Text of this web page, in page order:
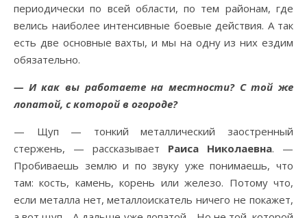
периодически по всей области, по тем районам, где
велись наиболее интенсивные боевые действия. А так
есть две основные вахты, и мы на одну из них ездим
обязательно.
— И как вы работаете на местности? С той же
лопатой, с которой в огороде?
— Щуп — тонкий металлический заостренный
стержень, — рассказывает Раиса Николаевна. —
Пробиваешь землю и по звуку уже понимаешь, что
там: кость, камень, корень или железо. Потому что,
если металла нет, металлоискатель ничего не покажет,